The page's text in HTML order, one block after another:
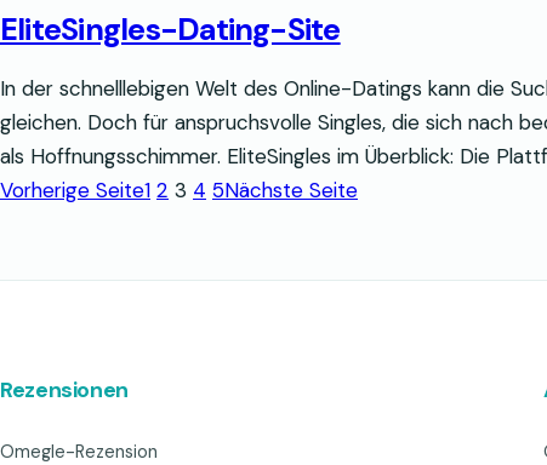
EliteSingles-Dating-Site
In der schnelllebigen Welt des Online-Datings kann die
gleichen. Doch für anspruchsvolle Singles, die sich nach
als Hoffnungsschimmer. EliteSingles im Überblick: Die
Vorherige Seite1 2 3 4 5Nächste Seite
Rezensionen
Omegle-Rezension